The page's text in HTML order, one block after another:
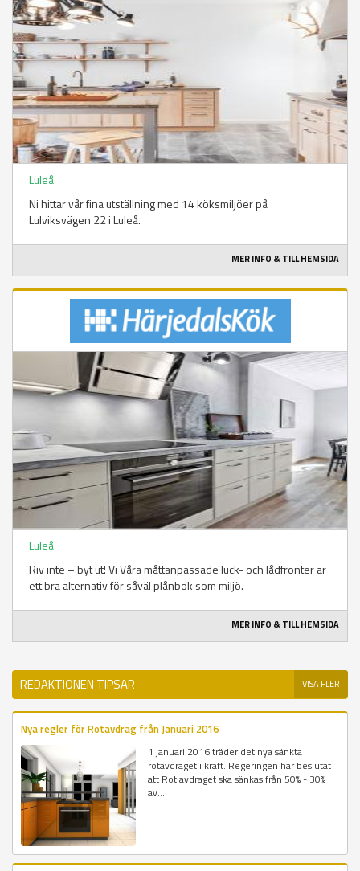
Luleå
Ni hittar vår fina utställning med 14 köksmiljöer på
Lulviksvägen 22 i Luleå.
MER INFO & TILL HEMSIDA
Luleå
Riv inte – byt ut! Vi Våra måttanpassade luck- och lådfronter är
ett bra alternativ för såväl plånbok som miljö.
MER INFO & TILL HEMSIDA
REDAKTIONEN TIPSAR VISA FLER
Nya regler för Rotavdrag från Januari 2016
1 januari 2016 träder det nya sänkta
rotavdraget i kraft. Regeringen har beslutat
att Rot avdraget ska sänkas från 50% - 30%
av...